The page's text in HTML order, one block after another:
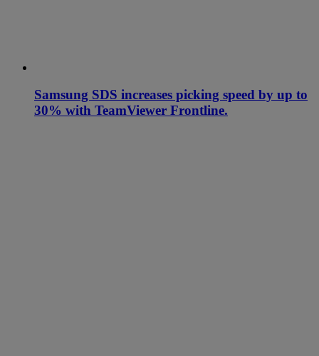
Samsung SDS increases picking speed by up to
30% with TeamViewer Frontline.